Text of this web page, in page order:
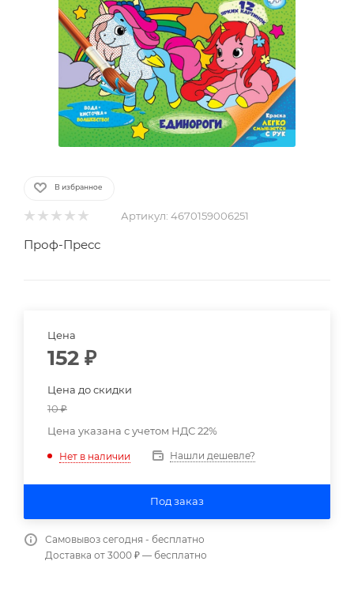
В избранное
Артикул: 4670159006251
Проф-Пресс
Цена
152 ₽
Цена до скидки
10₽
Цена указана с учетом НДС 22%
Нет в наличии Нашли дешевле?
Под заказ
Самовывоз сегодня - бесплатно
Доставка от 3000 ₽ — бесплатно